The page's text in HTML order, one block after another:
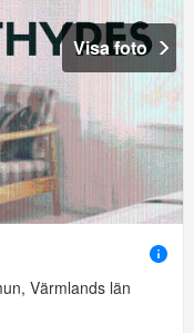
Visa foto
Värmlands län